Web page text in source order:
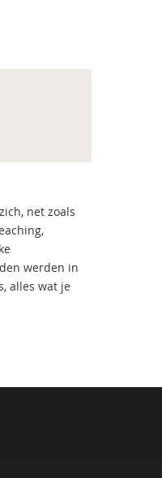
net zoals
werden in
alles wat je